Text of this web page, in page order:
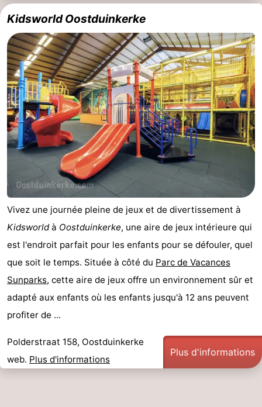
Nature
Het
Zwin
-
Knokke-
Heist
-
Zeebrugge
-
Blankenberge
-
Wenduine
-
Le
-
Bredene
Ostende
-
Middelkerke
Nieuport
-
Oostduinkerke
-
Koksijde
-
La
Panne
-
Nature
Météo
Kidsworld Oostduinkerke
Vivez une journée pleine de jeux et de divertissement à
Kidsworldà Oostduinkerke, une aire de jeux intérieure qui
est l'endroit parfait pour les enfants pour se défouler, quel
que soit le temps. Située à côté du Parc de Vacances
Sunparks, cette aire de jeux offre un environnement sûr et
adapté aux enfants où les enfants jusqu'à 12 ans peuvent
profiter de ...
Polderstraat 158, Oostduinkerke
web. Plus d'informations
Plus d'informations